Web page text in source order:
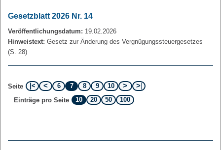
Gesetzblatt 2026 Nr. 14
Veröffentlichungsdatum: 19.02.2026
Hinweistext: Gesetz zur Änderung des Vergnügungssteuergesetzes
(S. 28)
Seite 6 7 8 9
10
Einträge pro Seite
10 20 50 100